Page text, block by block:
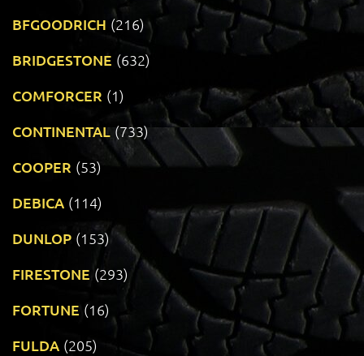
BFGOODRICH (216)
BRIDGESTONE (632)
COMFORCER (1)
CONTINENTAL (733)
COOPER (53)
DEBICA (114)
DUNLOP (153)
FIRESTONE (293)
FORTUNE (16)
FULDA (205)